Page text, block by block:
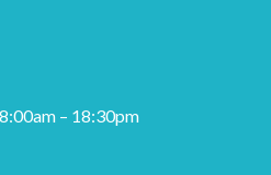
– 18:30pm